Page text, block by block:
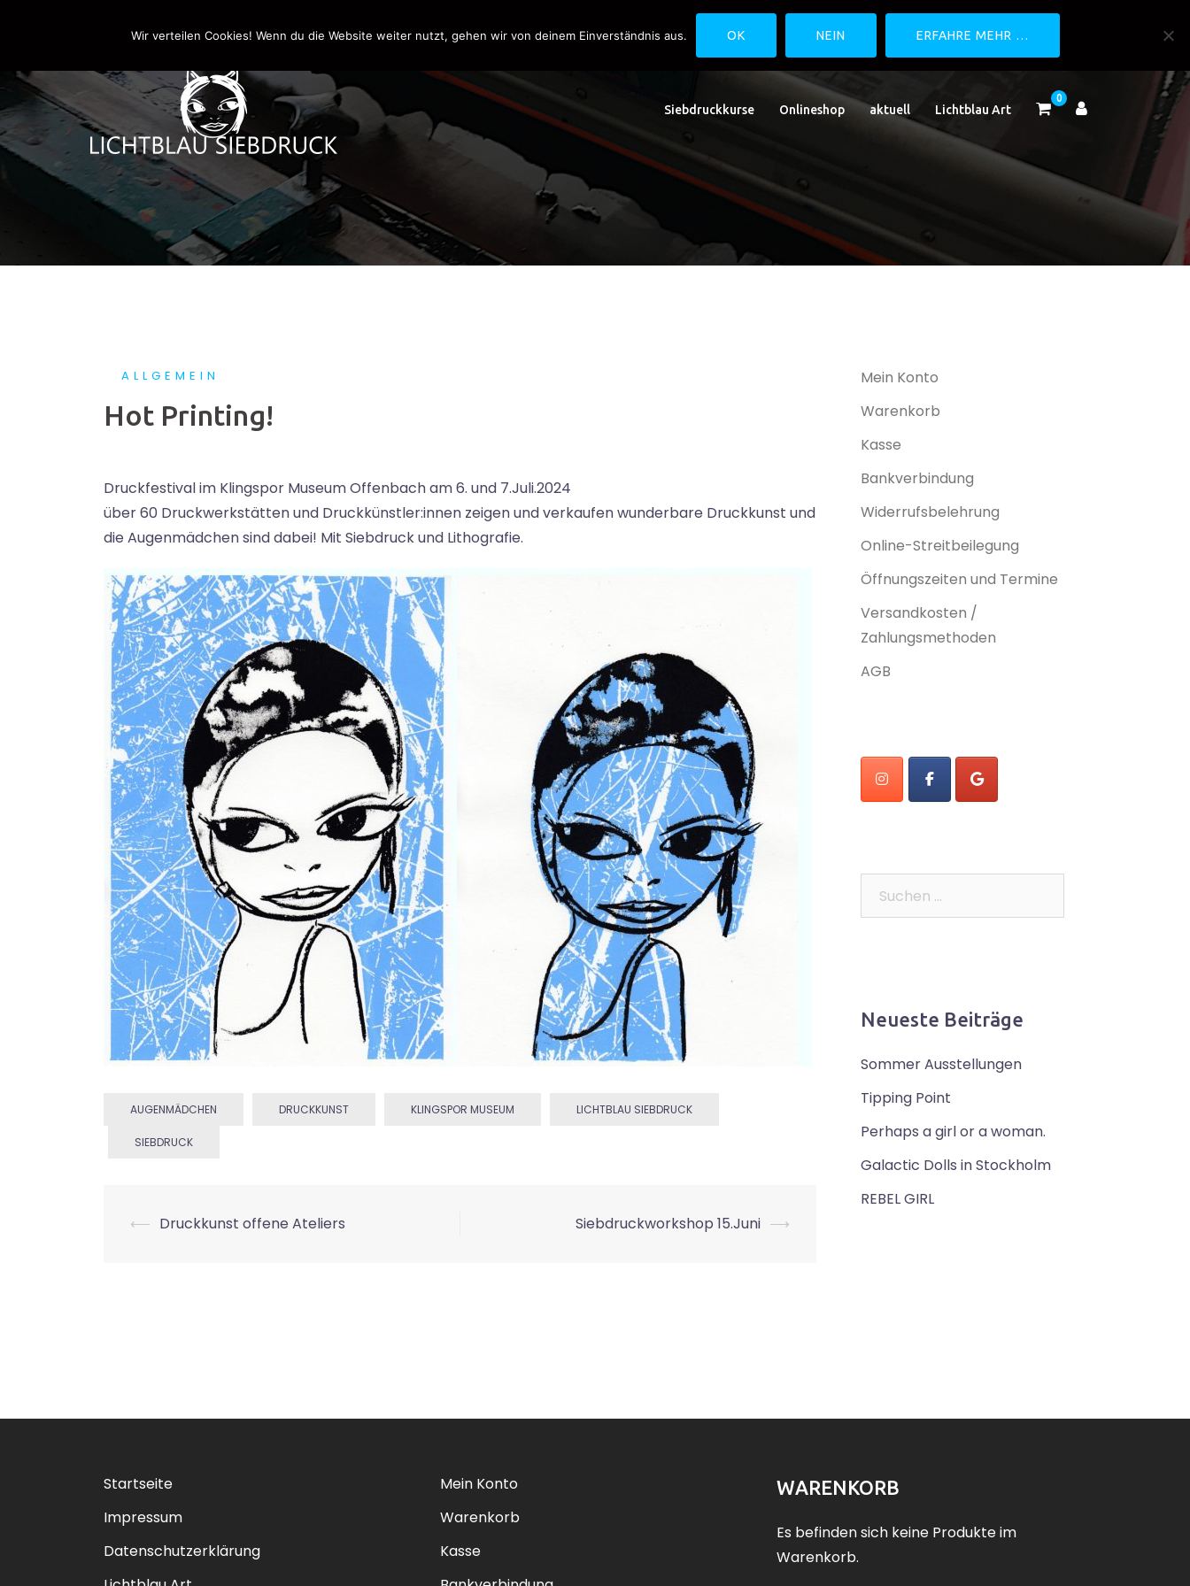
Siebdruckkurse Onlineshop aktuell Lichtblau Art
0
ALLGEMEIN
Hot Printing!
Druckfestival im Klingspor Museum Offenbach am 6. und 7.Juli.2024
über 60 Druckwerkstätten und Druckkünstler:innen zeigen und verkaufen wunderbare Druckkunst und
die Augenmädchen sind dabei! Mit Siebdruck und Lithografie.
AUGENMÄDCHEN DRUCKKUNST KLINGSPOR MUSEUM LICHTBLAU SIEBDRUCK
SIEBDRUCK
Beitrags-
⟵ Druckkunst offene Ateliers Siebdruckworkshop 15.Juni ⟶
Mein Konto
Warenkorb
Kasse
Bankverbindung
Widerrufsbelehrung
Online-Streitbeilegung
Öffnungszeiten und Termine
Versandkosten /
Zahlungsmethoden
AGB
Neueste Beiträge
Sommer Ausstellungen
Tipping Point
Perhaps a girl or a woman.
Galactic Dolls in Stockholm
REBEL GIRL
Startseite
Impressum
Datenschutzerklärung
Mein Konto
Warenkorb
Kasse
WARENKORB
Es befinden sich keine Produkte im
Warenkorb.
Wir verteilen Cookies! Wenn du die Website weiter nutzt, gehen wir von deinem Einverständnis aus. OK NEIN ERFAHRE MEHR …